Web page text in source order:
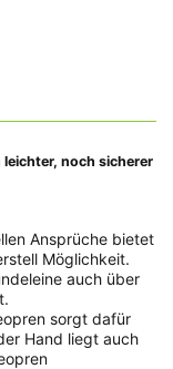
leichter, noch sicherer
Ansprüche bietet
Möglichkeit.
auch über
sorgt dafür
Hand liegt auch